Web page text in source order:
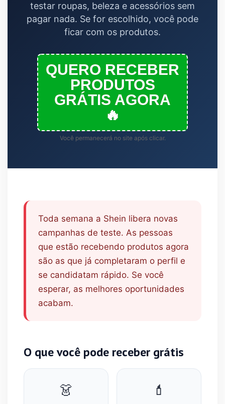
testar roupas, beleza e acessórios sem
pagar nada. Se for escolhido, você pode
ficar com os produtos.
QUERO RECEBER
PRODUTOS
GRÁTIS AGORA
🔥
Você permanecerá no site após clicar.
Toda semana a Shein libera novas
campanhas de teste. As pessoas
que estão recebendo produtos agora
são as que já completaram o perfil e
se candidatam rápido. Se você
esperar, as melhores oportunidades
acabam.
O que você pode receber grátis
👗 💄